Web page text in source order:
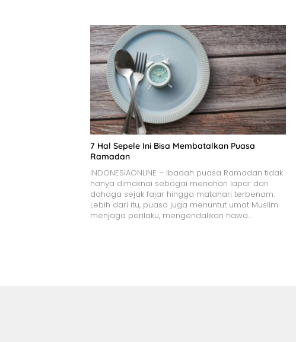
7 Hal Sepele Ini Bisa Membatalkan Puasa
Ramadan
INDONESIAONLINE – Ibadah puasa Ramadan tidak
hanya dimaknai sebagai menahan lapar dan
dahaga sejak fajar hingga matahari terbenam.
Lebih dari itu, puasa juga menuntut umat Muslim
menjaga perilaku, mengendalikan hawa…